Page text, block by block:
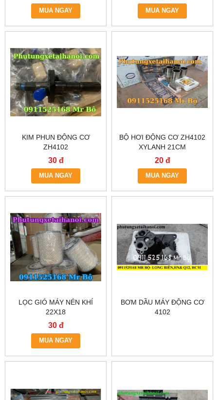
MUA NGAY MUA NGAY
KIM PHUN ĐỘNG CƠ
ZH4102
30 đ
MUA NGAY
BỘ HƠI ĐỘNG CƠ ZH4102
XYLANH 21CM
20 đ
MUA NGAY
LỌC GIÓ MÁY NÉN KHÍ
22X18
30 đ
MUA NGAY
BƠM DẦU MÁY ĐỘNG CƠ
4102